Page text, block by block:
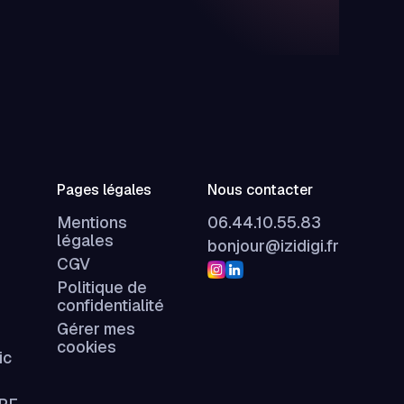
Pages légales
Mentions
légales
CGV
Politique de
confidentialité
Gérer mes
cookies
Nous contacter
06.44.10.55.83
bonjour@izidigi.fr